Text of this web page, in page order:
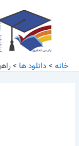
خانه دانلود ها